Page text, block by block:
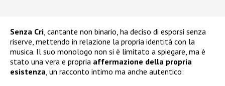
Senza Cri, cantante non binario, ha deciso di esporsi senza
riserve, mettendo in relazione la propria identità con la
musica. Il suo monologo non si è limitato a spiegare, ma è
stato una vera e propria affermazione della propria
esistenza, un racconto intimo ma anche autentico: